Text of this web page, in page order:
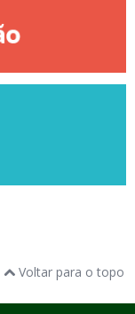
Voltar para o topo